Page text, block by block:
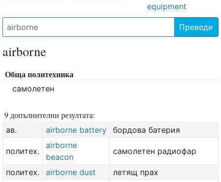
equipment
Преведи
airborne
Обща политехника
самолетен
9 допълнителни резултата:
ав. airborne battery бордова батерия
политех.
airborne
beacon
самолетен радиофар
политех. airborne dust летящ прах